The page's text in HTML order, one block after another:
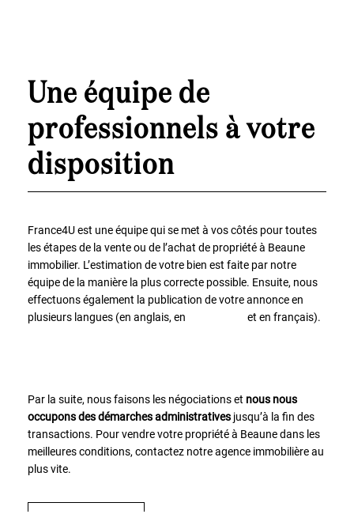
Une équipe de
professionnels à votre
disposition
France4U est une équipe qui se met à vos côtés pour toutes
les étapes de la vente ou de l’achat de propriété à Beaune
immobilier. L’estimation de votre bien est faite par notre
équipe de la manière la plus correcte possible. Ensuite, nous
effectuons également la publication de votre annonce en
plusieurs langues (en anglais, en
et en français).
Par la suite, nous faisons les négociations et nous nous
occupons des démarches administratives jusqu’à la fin des
transactions. Pour vendre votre propriété à Beaune dans les
meilleures conditions, contactez notre agence immobilière au
plus vite.